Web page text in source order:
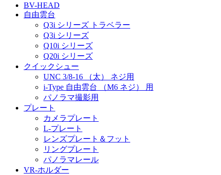
BV-HEAD
自由雲台
Q3i シリーズ トラベラー
Q3i シリーズ
Q10i シリーズ
Q20i シリーズ
クイックシュー
UNC 3/8-16 （太） ネジ用
i-Type 自由雲台 （M6 ネジ） 用
パノラマ撮影用
プレート
カメラプレート
L-プレート
レンズプレート＆フット
リングプレート
パノラマレール
VR-ホルダー